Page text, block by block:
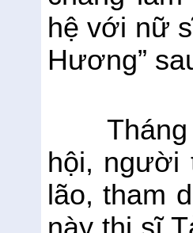
hệ với nữ
Hương”
hội, người
lão, tham